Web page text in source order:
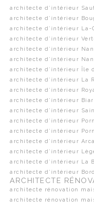
architecte d’intérieur
architecte d’intérieur
architecte d’intérieur La-
architecte d’intérieur
architecte d’intérieur
architecte d’intérieur
architecte d’intérieur Île
architecte d’intérieur La
architecte d’intérieur
architecte d’intérieur
architecte d’intérieur
architecte d’intérieur
architecte d’intérieur
architecte d’intérieur
architecte d’intérieur
architecte d’intérieur La
architecte d’intérieur
ARCHITECTE
architecte rénovation
architecte rénovation